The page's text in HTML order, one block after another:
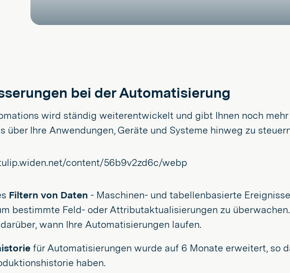
bei der Automatisierung
wird ständig weiterentwickelt und gibt Ihnen noch
über Ihre Anwendungen, Geräte und Systeme hinweg zu
Filtern von Daten - Maschinen- und tabellenbasierte
bestimmte Feld- oder Attributaktualisierungen zu
wann Ihre Automatisierungen laufen.
für Automatisierungen wurde auf 6 Monate erweitert, so
haben.